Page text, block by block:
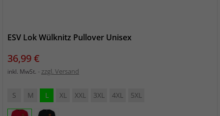
ESV Lok Wülknitz Pullover Unisex
Preis
36,99 €
inkl. MwSt. zzgl. Versand
S M L XL XXL 3XL 4XL 5XL